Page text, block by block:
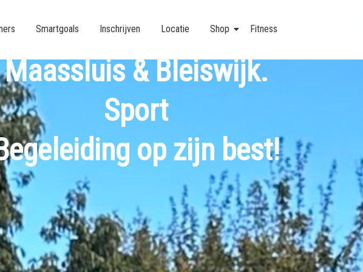
Smartgoals Inschrijven Locatie Shop Fitness
Voetbal academy
Maassluis & Bleiswijk.
Sport
op zijn best!